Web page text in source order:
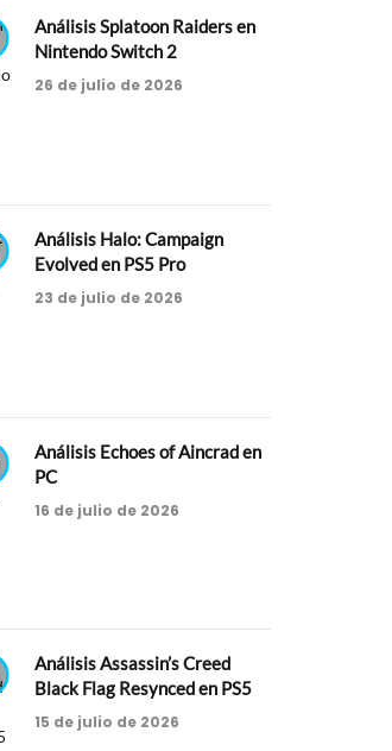
Análisis Splatoon Raiders en
Nintendo Switch 2
26 de julio de 2026
Análisis Halo: Campaign
Evolved en PS5 Pro
23 de julio de 2026
Análisis Echoes of Aincrad en
PC
16 de julio de 2026
Análisis Assassin’s Creed
Black Flag Resynced en PS5
15 de julio de 2026